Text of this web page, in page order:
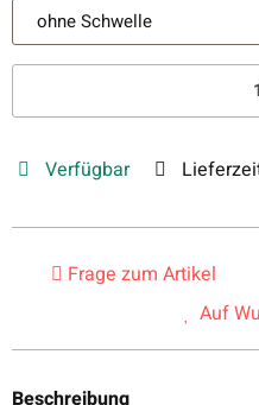
ohne Schwelle
Verfügbar
Frage zum Artikel
Auf
Beschreibung